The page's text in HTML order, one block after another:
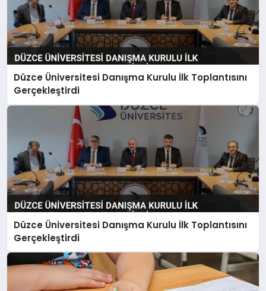
Düzce Üniversitesi Danışma Kurulu İlk Toplantısını
Gerçekleştirdi
Düzce Üniversitesi Danışma Kurulu İlk Toplantısını
Gerçekleştirdi